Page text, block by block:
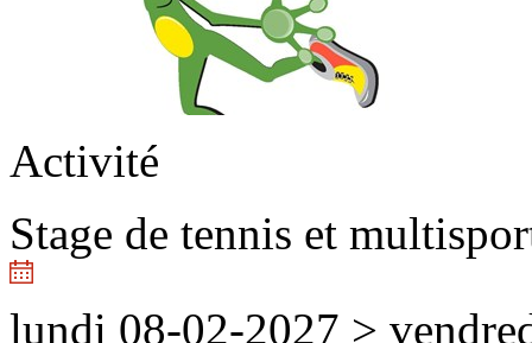
Activité
Stage de tennis et
lundi 08-02-2027 >